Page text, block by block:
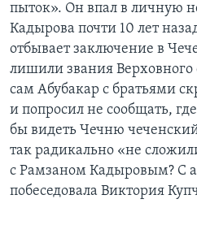
пыток». Он впал в личную
Кадырова почти 10 лет
отбывает заключение в
лишили звания Верховного
сам Абубакар с братьями
и попросил не сообщать,
бы видеть Чечню
так радикально «не
с Рамзаном Кадыровым? С
побеседовала Виктория